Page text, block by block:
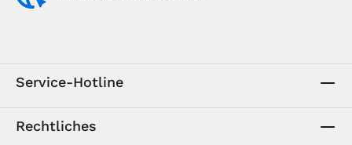
Service-Hotline
Rechtliches